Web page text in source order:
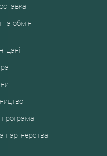
обмін
дані
програма
партнерства